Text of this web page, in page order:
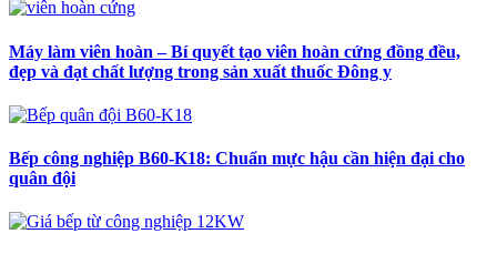
Máy làm viên hoàn – Bí quyết tạo viên hoàn cứng đồng đều,
đẹp và đạt chất lượng trong sản xuất thuốc Đông y
Bếp công nghiệp B60-K18: Chuẩn mực hậu cần hiện đại cho
quân đội